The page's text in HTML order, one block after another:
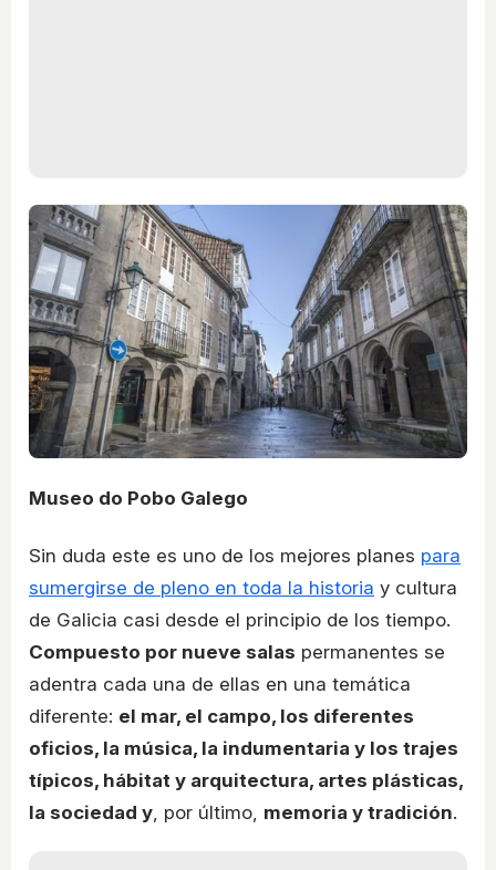
Museo do Pobo Galego
Sin duda este es uno de los mejores planes para
sumergirse de pleno en toda la historia y cultura
de Galicia casi desde el principio de los tiempo.
Compuesto por nueve salas permanentes se
adentra cada una de ellas en una temática
diferente: el mar, el campo, los diferentes
oficios, la música, la indumentaria y los trajes
típicos, hábitat y arquitectura, artes plásticas,
la sociedad y , por último, memoria y tradición.